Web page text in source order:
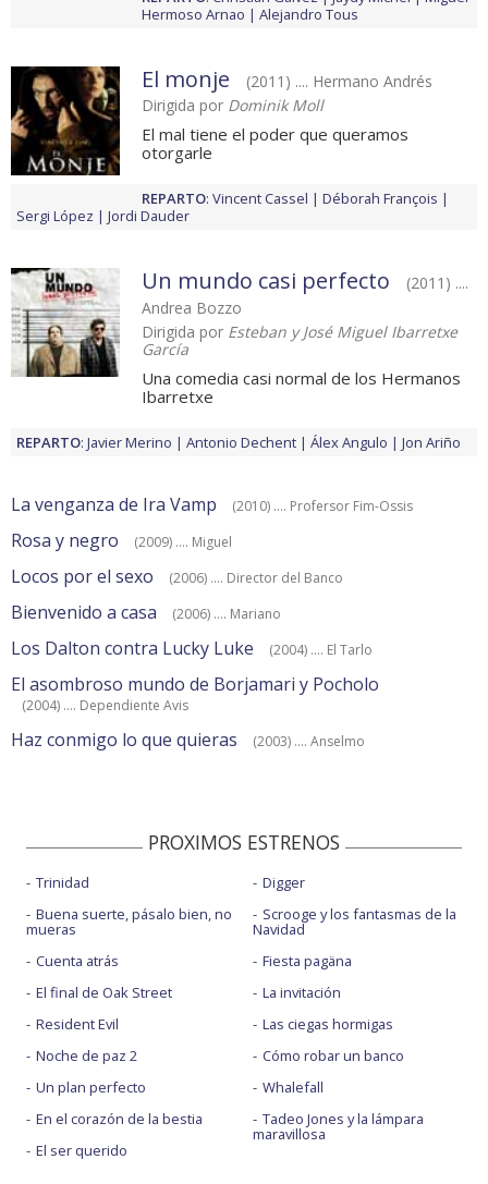
Hermoso Arnao
Alejandro Tous
El monje
(2011) .... Hermano Andrés
Dirigida por Dominik Moll
El mal tiene el poder que queramos
otorgarle
REPARTO: Vincent Cassel
Déborah François
Sergi López
Jordi Dauder
Un mundo casi perfecto
(2011) ....
Andrea Bozzo
Dirigida por Esteban y José Miguel Ibarretxe
García
Una comedia casi normal de los Hermanos
Ibarretxe
REPARTO: Javier Merino Antonio Dechent Álex Angulo Jon Ariño
La venganza de Ira Vamp (2010) .... Profersor Fim-Ossis
Rosa y negro (2009) .... Miguel
Locos por el sexo (2006) .... Director del Banco
Bienvenido a casa (2006) .... Mariano
Los Dalton contra Lucky Luke (2004) .... El Tarlo
El asombroso mundo de Borjamari y Pocholo
(2004) .... Dependiente Avis
Haz conmigo lo que quieras (2003) .... Anselmo
PROXIMOS ESTRENOS
Trinidad
Buena suerte, pásalo bien, no
mueras
Cuenta atrás
El final de Oak Street
Resident Evil
Noche de paz 2
Un plan perfecto
En el corazón de la bestia
El ser querido
Digger
Scrooge y los fantasmas de la
Navidad
Fiesta pagäna
La invitación
Las ciegas hormigas
Cómo robar un banco
Whalefall
Tadeo Jones y la lámpara
maravillosa